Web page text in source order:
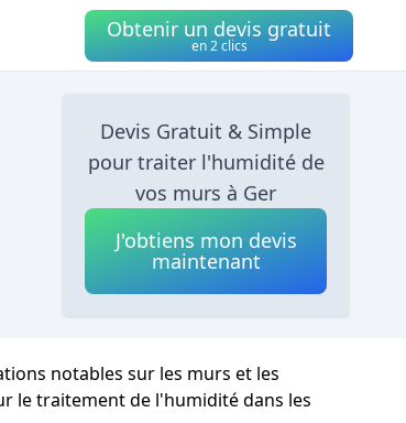
Obtenir un devis gratuit
en 2 clics
Devis Gratuit & Simple
pour traiter l'humidité de
vos murs à Ger
J'obtiens mon devis
maintenant
notables sur les murs et les
le traitement de l'humidité dans les